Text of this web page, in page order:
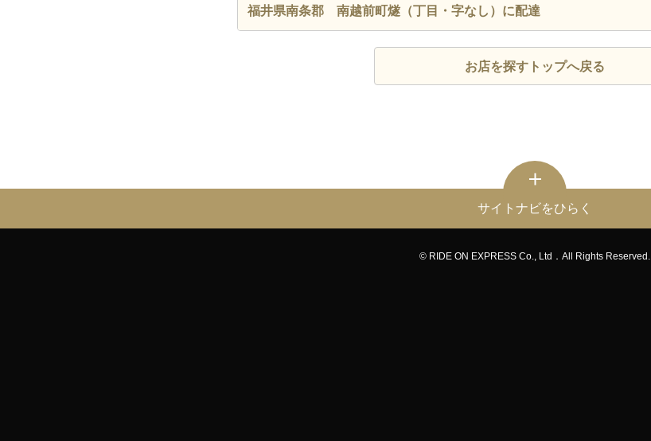
福井県南条郡 南越前町燧（丁目・字なし）に配達
お店を探すトップへ戻る
サイトナビをひらく
© RIDE ON EXPRESS Co., Ltd．All Rights Reserved.